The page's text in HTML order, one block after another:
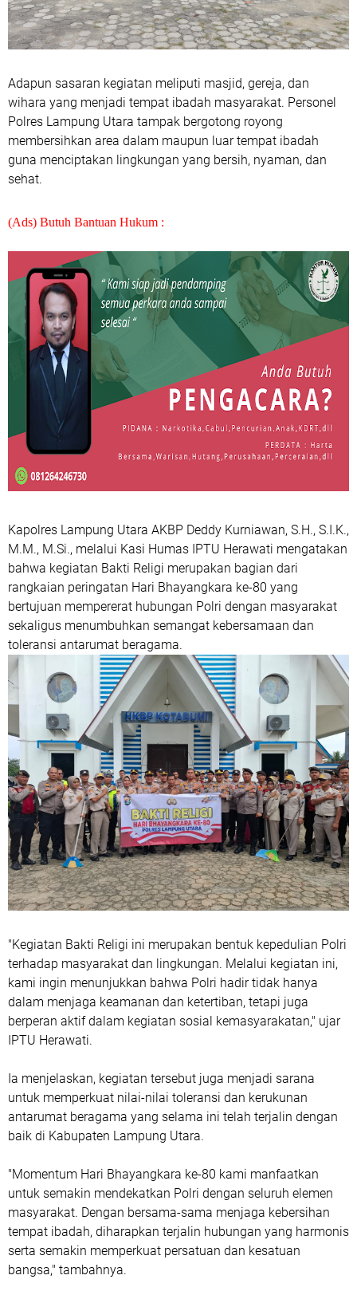
Adapun sasaran kegiatan meliputi masjid, gereja, dan
wihara yang menjadi tempat ibadah masyarakat. Personel
Polres Lampung Utara tampak bergotong royong
membersihkan area dalam maupun luar tempat ibadah
guna menciptakan lingkungan yang bersih, nyaman, dan
sehat.
(Ads) Butuh Bantuan Hukum :
Kapolres Lampung Utara AKBP Deddy Kurniawan, S.H., S.I.K.,
M.M., M.Si., melalui Kasi Humas IPTU Herawati mengatakan
bahwa kegiatan Bakti Religi merupakan bagian dari
rangkaian peringatan Hari Bhayangkara ke-80 yang
bertujuan mempererat hubungan Polri dengan masyarakat
sekaligus menumbuhkan semangat kebersamaan dan
toleransi antarumat beragama.
"Kegiatan Bakti Religi ini merupakan bentuk kepedulian Polri
terhadap masyarakat dan lingkungan. Melalui kegiatan ini,
kami ingin menunjukkan bahwa Polri hadir tidak hanya
dalam menjaga keamanan dan ketertiban, tetapi juga
berperan aktif dalam kegiatan sosial kemasyarakatan," ujar
IPTU Herawati.
Ia menjelaskan, kegiatan tersebut juga menjadi sarana
untuk memperkuat nilai-nilai toleransi dan kerukunan
antarumat beragama yang selama ini telah terjalin dengan
baik di Kabupaten Lampung Utara.
"Momentum Hari Bhayangkara ke-80 kami manfaatkan
untuk semakin mendekatkan Polri dengan seluruh elemen
masyarakat. Dengan bersama-sama menjaga kebersihan
tempat ibadah, diharapkan terjalin hubungan yang harmonis
serta semakin memperkuat persatuan dan kesatuan
bangsa," tambahnya.